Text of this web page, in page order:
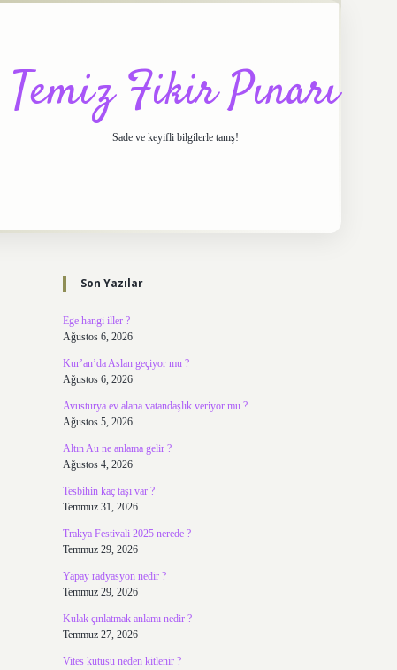
Temiz Fikir Pınarı
Sade ve keyifli bilgilerle tanış!
Sidebar
Son Yazılar
Ege hangi iller ?
Ağustos 6, 2026
Kur’an’da Aslan geçiyor mu ?
Ağustos 6, 2026
Avusturya ev alana vatandaşlık veriyor mu ?
Ağustos 5, 2026
Altın Au ne anlama gelir ?
Ağustos 4, 2026
Tesbihin kaç taşı var ?
Temmuz 31, 2026
Trakya Festivali 2025 nerede ?
Temmuz 29, 2026
Yapay radyasyon nedir ?
Temmuz 29, 2026
Kulak çınlatmak anlamı nedir ?
Temmuz 27, 2026
Vites kutusu neden kitlenir ?